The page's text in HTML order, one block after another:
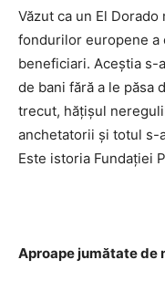
Văzut ca un El
fondurilor europene a
beneficiari. Aceştia s-
de bani fără a le păsa
trecut, hăţişul
anchetatorii şi totul s-
Este istoria Fundaţiei
Aproape jumătate de